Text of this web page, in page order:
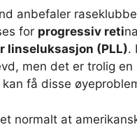
anbefaler
for progressiv reti
linseluksasjon (PLL).
men det er trolig
kan få disse
normalt at